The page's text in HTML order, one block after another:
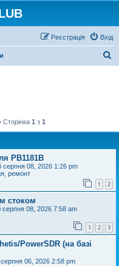
Вхід
Реєстрація
Сторінка 1 з 1
PB1181B
серпня 08, 2026 1:26 pm
ремонт
1 2
стоком
серпня 08, 2026 7:58 am
1 2 3
PowerSDR (на базі
06, 2026 2:58 pm